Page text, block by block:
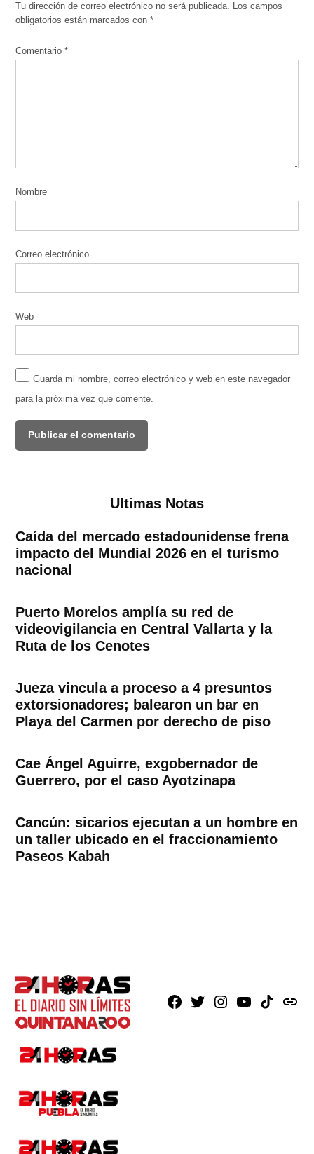
Tu dirección de correo electrónico no será publicada. Los campos
obligatorios están marcados con*
Comentario*
Nombre
Correo electrónico
Web
Guarda mi nombre, correo electrónico y web en este navegador
para la próxima vez que comente.
Ultimas Notas
Caída del mercado estadounidense frena
impacto del Mundial 2026 en el turismo
nacional
Puerto Morelos amplía su red de
videovigilancia en Central Vallarta y la
Ruta de los Cenotes
Jueza vincula a proceso a 4 presuntos
extorsionadores; balearon un bar en
Playa del Carmen por derecho de piso
Cae Ángel Aguirre, exgobernador de
Guerrero, por el caso Ayotzinapa
Cancún: sicarios ejecutan a un hombre en
un taller ubicado en el fraccionamiento
Paseos Kabah
Facebook
X Instagram
YoutubeTikTokissuu